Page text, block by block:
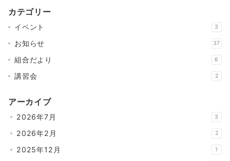
カテゴリー
イベント 3
お知らせ 37
組合だより 6
講習会 2
アーカイブ
2026年7月 3
2026年2月 2
2025年12月 1